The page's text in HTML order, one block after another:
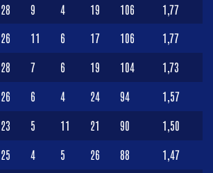
28 9 4 19 106 1,77
26 11 6 17 106 1,77
28 7 6 19 104 1,73
26 6 4 24 94 1,57
23 5 11 21 90 1,50
25 4 5 26 88 1,47